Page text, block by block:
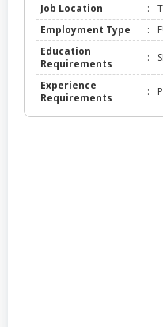
Job Location
:
Employment Type
:
Education
Requirements
:
Experience
Requirements
: